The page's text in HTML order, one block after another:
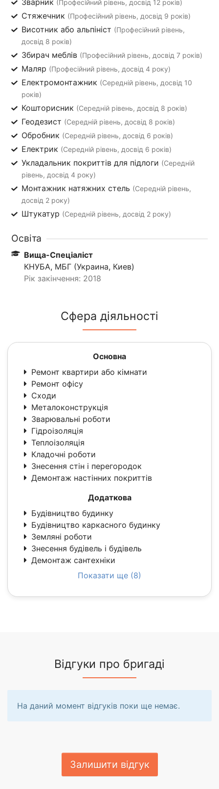
(Професійний рівень, досвід 12 років)
Стяжечник (Професійний рівень, досвід 9 років)
Висотник або альпініст (Професійний рівень,
досвід 8 років)
Збирач меблів (Професійний рівень, досвід 7 років)
Маляр (Професійний рівень, досвід 4 року)
Електромонтажник (Середній рівень, досвід 10
років)
Кошторисник (Середній рівень, досвід 8 років)
Геодезист (Середній рівень, досвід 8 років)
Обробник (Середній рівень, досвід 6 років)
Електрик (Середній рівень, досвід 6 років)
Укладальник покриттів для підлоги (Середній
рівень, досвід 4 року)
Монтажник натяжних стель (Середній рівень,
досвід 2 року)
Штукатур (Середній рівень, досвід 2 року)
Освіта
Вища-Спеціаліст
КНУБА, МБГ (Украина, Киев)
Рік закінчення: 2018
Сфера діяльності
Основна
Ремонт квартири або кімнати
Ремонт офісу
Сходи
Металоконструкція
Зварювальні роботи
Гідроізоляція
Теплоізоляція
Кладочні роботи
Знесення стін і перегородок
Демонтаж настінних покриттів
Додаткова
Будівництво будинку
Будівництво каркасного будинку
Земляні роботи
Знесення будівель і будівель
Демонтаж сантехніки
Показати ще (8)
Відгуки про бригаді
На даний момент відгуків поки ще немає.
Залишити відгук